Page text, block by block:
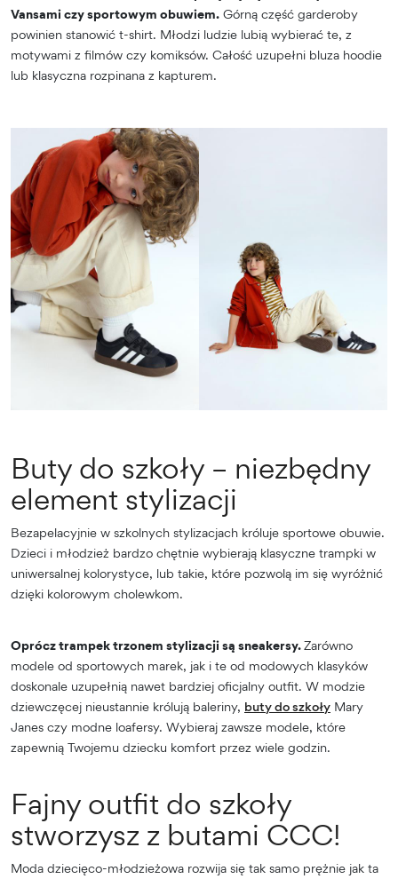
Vansami czy sportowym obuwiem. Górną część garderoby
powinien stanowić t-shirt. Młodzi ludzie lubią wybierać te, z
motywami z filmów czy komiksów. Całość uzupełni bluza hoodie
lub klasyczna rozpinana z kapturem.
Buty do szkoły – niezbędny
element stylizacji
Bezapelacyjnie w szkolnych stylizacjach króluje sportowe obuwie.
Dzieci i młodzież bardzo chętnie wybierają klasyczne trampki w
uniwersalnej kolorystyce, lub takie, które pozwolą im się wyróżnić
dzięki kolorowym cholewkom.
Oprócz trampek trzonem stylizacji są sneakersy.Zarówno
modele od sportowych marek, jak i te od modowych klasyków
doskonale uzupełnią nawet bardziej oficjalny outfit. W modzie
dziewczęcej nieustannie królują baleriny, buty do szkoły Mary
Janes czy modne loafersy. Wybieraj zawsze modele, które
zapewnią Twojemu dziecku komfort przez wiele godzin.
Fajny outfit do szkoły
stworzysz z butami CCC!
Moda dziecięco-młodzieżowa rozwija się tak samo prężnie jak ta